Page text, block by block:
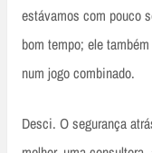
estávamos com pouco
bom tempo; ele
num jogo combinado.
Desci. O segurança